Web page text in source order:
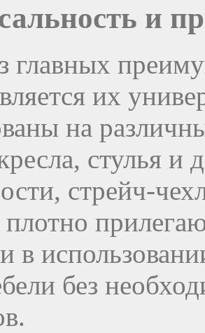
и
главных
их
на
стулья и
стрейч-
в
без